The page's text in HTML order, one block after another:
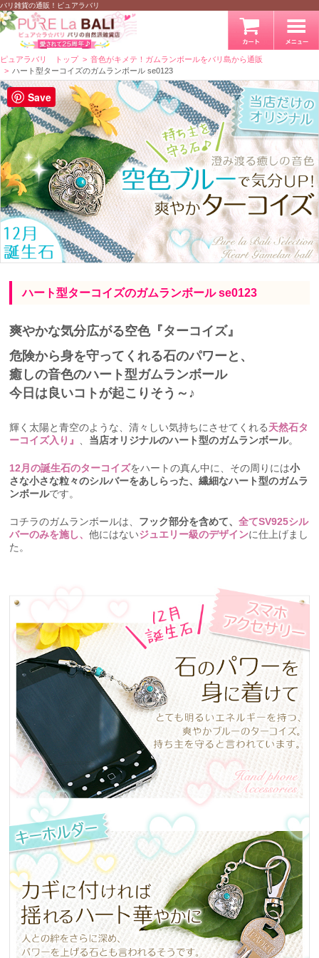
バリ雑貨の通販！ピュアラバリ
ピュアラバリ トップ
音色がキメテ！ガムランボールをバリ島から通販
ハート型ターコイズのガムランボール se0123
ハート型ターコイズのガムランボール se0123
爽やかな気分広がる空色『ターコイズ』
危険から身を守ってくれる石のパワーと、
癒しの音色のハート型ガムランボール
今日は良いコトが起こりそう～♪
輝く太陽と青空のような、清々しい気持ちにさせてくれる天然石タ
ーコイズ入り』 、 当店オリジナルのハート型のガムランボール。
12月の誕生石のターコイズをハートの真ん中に、その周りには小
さな小さな粒々のシルバーをあしらった、繊細なハート型のガムラ
ンボールです。
コチラのガムランボールは、 フック部分を含めて、全てSV925シル
バーのみを施し、他にはないジュエリー級のデザインに仕上げまし
た。
Save